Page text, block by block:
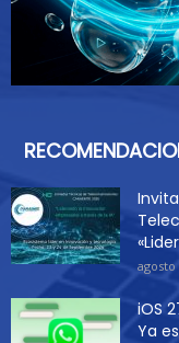
agosto
iOS
Ya